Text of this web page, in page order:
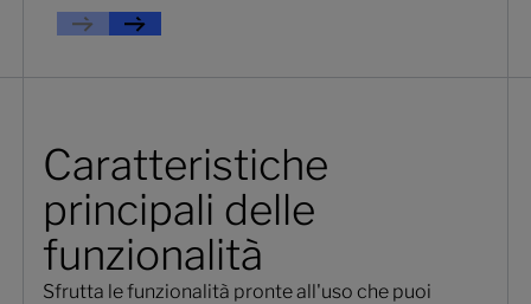
PreviousProssimo
Caratteristiche
principali delle
funzionalità
Sfrutta le funzionalità pronte all'uso che puoi